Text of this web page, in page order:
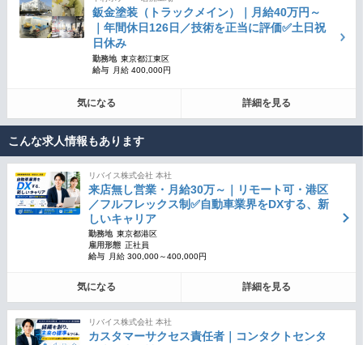
鈑金塗装（トラックメイン）｜月給40万円～
｜年間休日126日／技術を正当に評価✅土日祝
日休み
勤務地 東京都江東区
給与
月給 400,000円
気になる 詳細を見る
こんな求人情報もあります
リバイス株式会社 本社
来店無し営業・月給30万～｜リモート可・港区
／フルフレックス制✅自動車業界をDXする、新
しいキャリア
勤務地 東京都港区
雇用形態 正社員
給与
月給 300,000～400,000円
気になる 詳細を見る
リバイス株式会社 本社
カスタマーサクセス責任者｜コンタクトセンタ